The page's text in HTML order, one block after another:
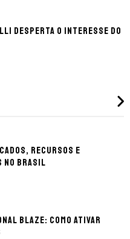
desperta o interesse do
recursos e
no Brasil
Blaze: como ativar